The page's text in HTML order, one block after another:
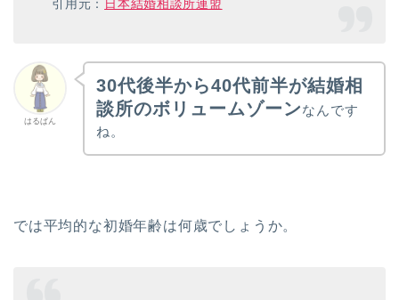
引用元： 日本結婚相談所連盟
はるぱん
30代後半から40代前半が結婚相
談所のボリュームゾーンなんです
ね。
では平均的な初婚年齢は何歳でしょうか。